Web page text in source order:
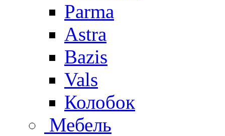
Parma
Astra
Bazis
Vals
Колобок
Мебель